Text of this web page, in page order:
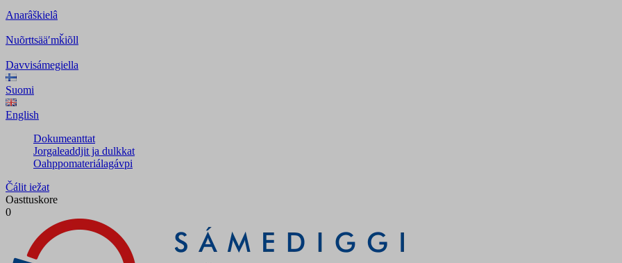
Anarâškielâ
Nuõrttsääʹmǩiõll
Davvisámegiella
Suomi
English
Dokumeanttat
Jorgaleaddjit ja dulkkat
Oahppomateriálagávpi
Čálit iežat
Oasttuskore
0